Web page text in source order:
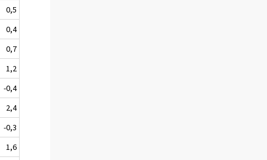
0,5
0,4
0,7
1,2
-0,4
2,4
-0,3
1,6